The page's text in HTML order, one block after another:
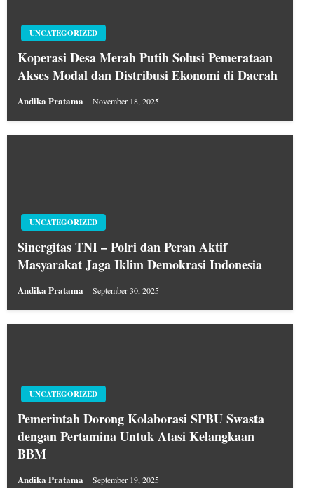
UNCATEGORIZED
Koperasi Desa Merah Putih Solusi Pemerataan
Akses Modal dan Distribusi Ekonomi di Daerah
Andika Pratama November 18, 2025
UNCATEGORIZED
Sinergitas TNI – Polri dan Peran Aktif
Masyarakat Jaga Iklim Demokrasi Indonesia
Andika Pratama September 30, 2025
UNCATEGORIZED
Pemerintah Dorong Kolaborasi SPBU Swasta
dengan Pertamina Untuk Atasi Kelangkaan
BBM
Andika Pratama September 19, 2025